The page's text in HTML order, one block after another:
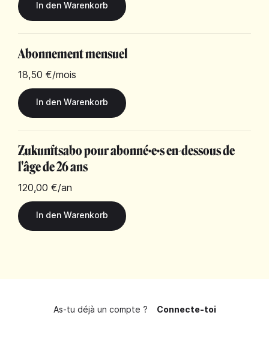
Abonnement mensuel
18,50 €/mois
Zukunftsabo pour abonné·e·s en-dessous de
l'âge de 26 ans
120,00 €/an
As-tu déjà un compte ? Connecte-toi